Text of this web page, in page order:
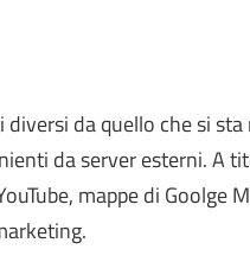
da quello che si
da server esterni. A
mappe di Goolge